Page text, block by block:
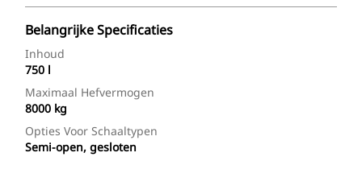
Belangrijke Specificaties
Inhoud
750 l
Maximaal Hefvermogen
8000 kg
Opties Voor Schaaltypen
Semi-open, gesloten